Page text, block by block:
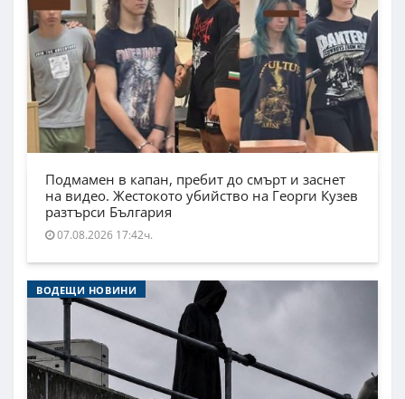
Подмамен в капан, пребит до смърт и заснет
на видео. Жестокото убийство на Георги Кузев
разтърси България
07.08.2026 17:42ч.
ВОДЕЩИ НОВИНИ